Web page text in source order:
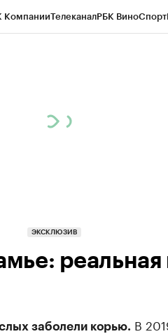
КомпанииТелеканалРБК ВиноСпорт
ЭКСКЛЮЗИВ
реальная
заболели корью. В